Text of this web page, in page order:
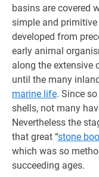
basins are covered
simple and
developed from
early animal
along the extensive
until the many
marine life. Since
shells, not many
Nevertheless the
that great “stone
which was so
succeeding ages.